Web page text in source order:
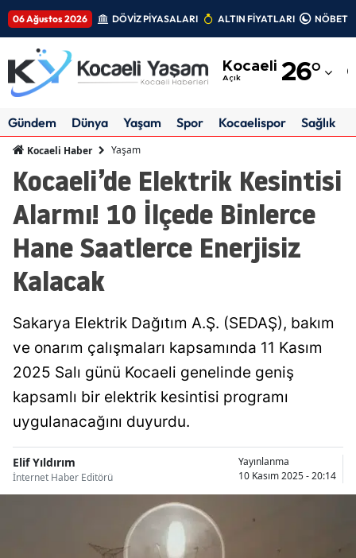
06 Ağustos 2026 DÖVİZ PİYASALARI ALTIN FİYATLARI
Kocaeli
Açık 26°
Adıyaman
Amasya
Ankara
Antalya
Balıkesir
Bilecik
Bingöl
Bolu
Gündem Dünya Yaşam Spor Kocaelispor Sağlık
Kocaeli Haber Yaşam
Kocaeli’de Elektrik Kesintisi
Alarmı! 10 İlçede Binlerce
Hane Saatlerce Enerjisiz
Kalacak
Sakarya Elektrik Dağıtım A.Ş. (SEDAŞ), bakım
ve onarım çalışmaları kapsamında 11 Kasım
2025 Salı günü Kocaeli genelinde geniş
kapsamlı bir elektrik kesintisi programı
uygulanacağını duyurdu.
Elif Yıldırım
İnternet Haber Editörü
Yayınlanma
10 Kasım 2025 - 20:14